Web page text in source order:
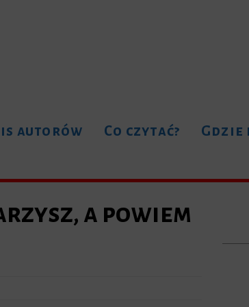
autorów Co czytać?
Gdzie
a powiem